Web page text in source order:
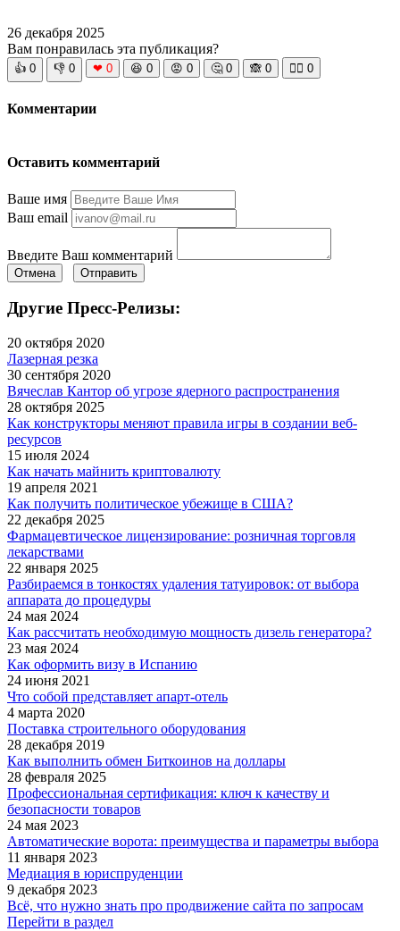
26 декабря 2025
Вам понравилась эта публикация?
👍 0 👎 0 ❤ 0 😆 0 😡 0 🤔 0 🙈 0 🧘‍♀️ 0
Комментарии
Оставить комментарий
Ваше имя
Ваш email
Введите Ваш комментарий
Отмена Отправить
Другие Пресс-Релизы:
20 октября 2020
Лазерная резка
30 сентября 2020
Вячеслав Кантор об угрозе ядерного распространения
28 октября 2025
Как конструкторы меняют правила игры в создании веб-
ресурсов
15 июля 2024
Как начать майнить криптовалюту
19 апреля 2021
Как получить политическое убежище в США?
22 декабря 2025
Фармацевтическое лицензирование: розничная торговля
лекарствами
22 января 2025
Разбираемся в тонкостях удаления татуировок: от выбора
аппарата до процедуры
24 мая 2024
Как рассчитать необходимую мощность дизель генератора?
23 мая 2024
Как оформить визу в Испанию
24 июня 2021
Что собой представляет апарт-отель
4 марта 2020
Поставка строительного оборудования
28 декабря 2019
Как выполнить обмен Биткоинов на доллары
28 февраля 2025
Профессиональная сертификация: ключ к качеству и
безопасности товаров
24 мая 2023
Автоматические ворота: преимущества и параметры выбора
11 января 2023
Медиация в юриспруденции
9 декабря 2023
Всё, что нужно знать про продвижение сайта по запросам
Перейти в раздел